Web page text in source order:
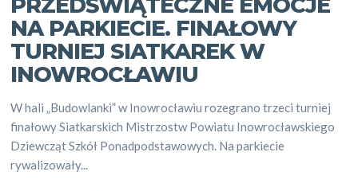
NA PARKIECIE. FINAŁOWY
TURNIEJ SIATKAREK W
INOWROCŁAWIU
W hali „Budowlanki” w Inowrocławiu rozegrano trzeci turniej
finałowy Siatkarskich Mistrzostw Powiatu Inowrocławskiego
Dziewcząt Szkół Ponadpodstawowych. Na parkiecie
rywalizowały...